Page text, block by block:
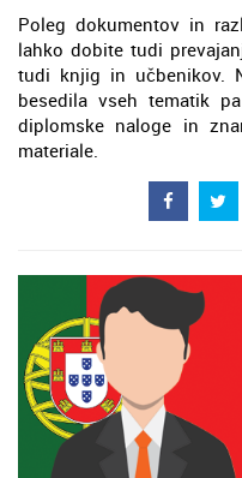
Poleg dokumentov in
lahko dobite tudi
tudi knjig in učbenikov.
besedila vseh tematik
diplomske naloge in
materiale.